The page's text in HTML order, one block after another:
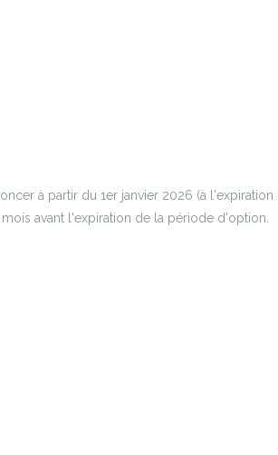
à partir du 1er janvier 2026 (à
avant l'expiration de la période d'option.